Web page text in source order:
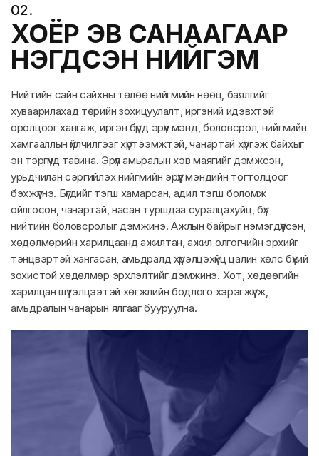
02.
ХОЁР ЭВ САНААГААР
НЭГДСЭН НИЙГЭМ
Нийтийн сайн сайхны төлөө нийгмийн нөөц, баялгийг
хуваарилахад төрийн зохицуулалт, иргэний идэвхтэй
оролцоог хангаж, иргэн бүрд эрүүл мэнд, боловсрол, нийгмийн
хамгааллын үйлчилгээг хүртээмжтэй, чанартай хүргэж байхыг
эн тэргүүнд тавина. Эрүүл амьралын хэв маягийг дэмжсэн,
урьдчилан сэргийлэх нийгмийн эрүүл мэндийн тогтолцоог
бэхжүүлнэ. Бүгдийг тэгш хамарсан, адил тэгш боломж
ойлгосон, чанартай, насан туршдаа суралцахуйц, бүх
нийтийн боловсролыг дэмжинэ. Ажлын байрыг нэмэгдүүлсэн,
хөдөлмөрийн харилцаанд ажилтан, ажил олгогчийн эрхийг
тэнцвэртэй хангасан, амьдралд хүрэлцэхүйц цалин хөлс бүхий
зохистой хөдөлмөр эрхлэлтийг дэмжинэ. Хот, хөдөөгийн
харилцан шүтэлцээтэй хөгжлийн бодлого хэрэгжүүлж,
амьдралын чанарын ялгааг бууруулна.